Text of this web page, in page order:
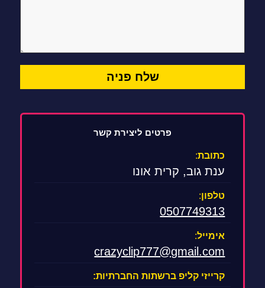
פרטים ליצירת קשר
כתובת:
ענת גוב, קרית אונו
טלפון:
0507749313
אימייל:
crazyclip777@gmail.com
קרייזי קליפ ברשתות החברתיות: